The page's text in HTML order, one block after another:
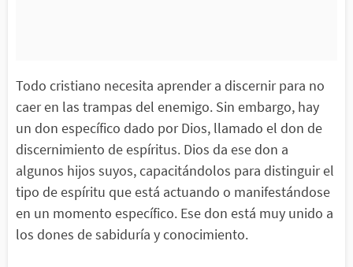
Todo cristiano necesita aprender a discernir para no
caer en las trampas del enemigo. Sin embargo, hay
un don específico dado por Dios, llamado el don de
discernimiento de espíritus. Dios da ese don a
algunos hijos suyos, capacitándolos para distinguir el
tipo de espíritu que está actuando o manifestándose
en un momento específico. Ese don está muy unido a
los dones de sabiduría y conocimiento.